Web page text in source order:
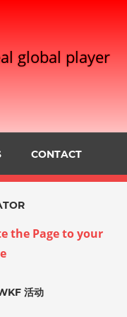
global player
CONTACT
the Page to your
活动